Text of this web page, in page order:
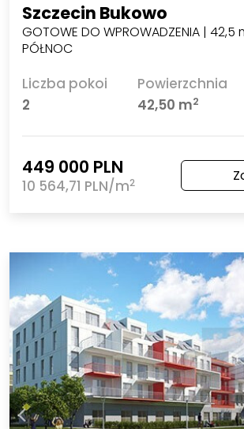
Szczecin Bukowo
GOTOWE DO WPROWADZENIA | 42,5
PÓŁNOC
Liczba pokoi
2
Powierzchnia
42,50 m2
449 000 PLN
10 564,71 PLN/m2